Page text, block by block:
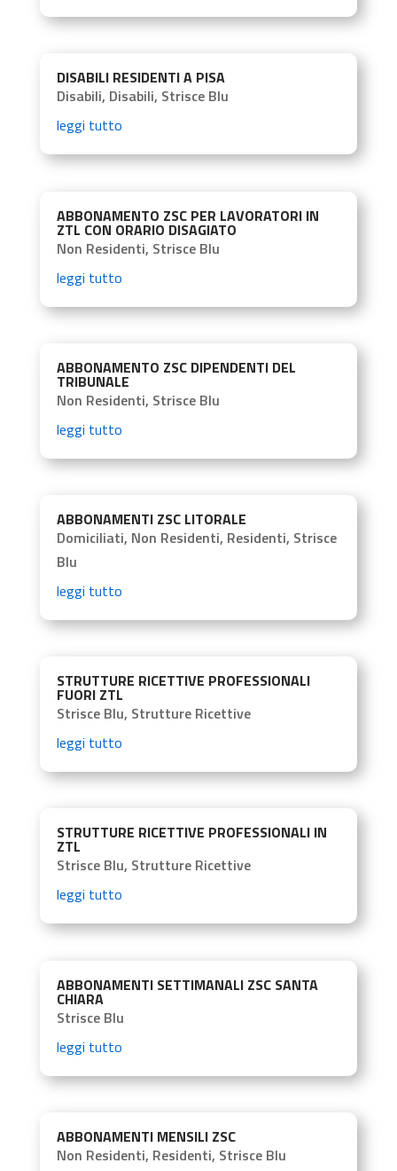
DISABILI RESIDENTI A PISA
Disabili, Disabili, Strisce Blu
leggi tutto
ABBONAMENTO ZSC PER LAVORATORI IN
ZTL CON ORARIO DISAGIATO
Non Residenti, Strisce Blu
leggi tutto
ABBONAMENTO ZSC DIPENDENTI DEL
TRIBUNALE
Non Residenti, Strisce Blu
leggi tutto
ABBONAMENTI ZSC LITORALE
Domiciliati, Non Residenti, Residenti, Strisce
Blu
leggi tutto
STRUTTURE RICETTIVE PROFESSIONALI
FUORI ZTL
Strisce Blu, Strutture Ricettive
leggi tutto
STRUTTURE RICETTIVE PROFESSIONALI IN
ZTL
Strisce Blu, Strutture Ricettive
leggi tutto
ABBONAMENTI SETTIMANALI ZSC SANTA
CHIARA
Strisce Blu
leggi tutto
ABBONAMENTI MENSILI ZSC
Non Residenti, Residenti, Strisce Blu